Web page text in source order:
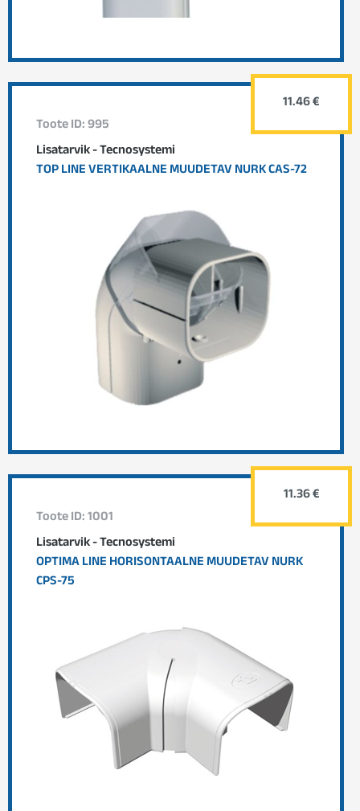
Toote ID: 995
Lisatarvik - Tecnosystemi
TOP LINE VERTIKAALNE MUUDETAV NURK CAS-72
11.46 €
Toote ID: 1001
Lisatarvik - Tecnosystemi
OPTIMA LINE HORISONTAALNE MUUDETAV NURK
CPS-75
11.36 €